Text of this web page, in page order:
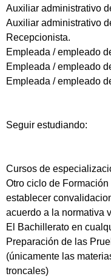
Auxiliar administrativo
Auxiliar administrativo
Recepcionista.
Empleada / empleado
Empleada / empleado
Empleada / empleado
Seguir estudiando:
Cursos de
Otro ciclo de
establecer
acuerdo a la normativa
El Bachillerato en
Preparación de las
(únicamente las
troncales)